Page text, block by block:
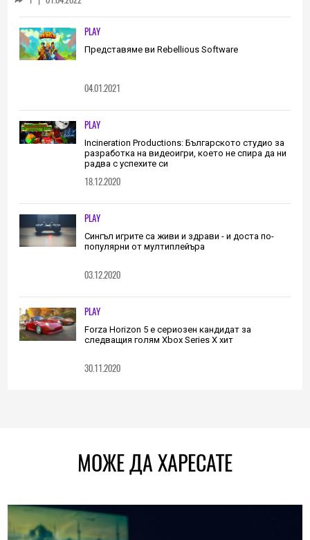
трябва да извървим като екип
(ИНТЕРВЮ)PLAY
Представяме ви Rebellious Software
04.01.2021
PLAY
Incineration Productions: Българското студио за
разработка на видеоигри, което не спира да ни
радва с успехите си
18.12.2020
PLAY
Сингъл игрите са живи и здрави - и доста по-
популярни от мултиплейъра
03.12.2020
PLAY
Forza Horizon 5 е сериозен кандидат за
следващия голям Xbox Series X хит
30.11.2020
МОЖЕ ДА ХАРЕСАТЕ